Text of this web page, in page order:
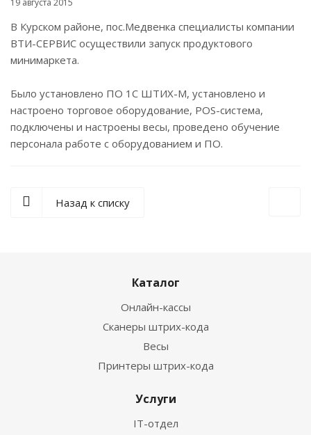
19 августа 2015
В Курском районе, пос.Медвенка специалисты компании
ВТИ-СЕРВИС осуществили запуск продуктового
минимаркета.
Было установлено ПО 1С ШТИХ-М, установлено и
настроено торговое оборудование, POS-система,
подключены и настроены весы, проведено обучение
персонала работе с оборудованием и ПО.
Назад к списку
Каталог
Онлайн-кассы
Сканеры штрих-кода
Весы
Принтеры штрих-кода
Услуги
IT-отдел